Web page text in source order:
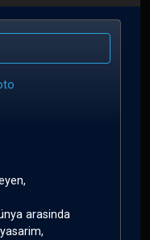
arasinda